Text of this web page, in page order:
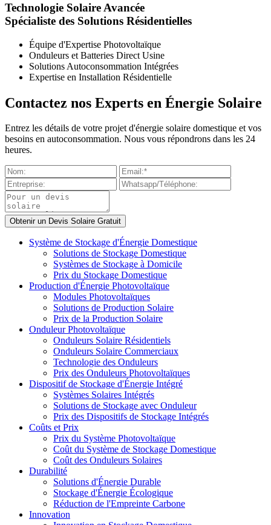
Technologie Solaire Avancée
Spécialiste des Solutions Résidentielles
Équipe d'Expertise Photovoltaïque
Onduleurs et Batteries Direct Usine
Solutions Autoconsommation Intégrées
Expertise en Installation Résidentielle
Contactez nos Experts en Énergie Solaire
Entrez les détails de votre projet d'énergie solaire domestique et vos
besoins en autoconsommation. Nous vous répondrons dans les 24
heures.
Système de Stockage d'Énergie Domestique
Solutions de Stockage Domestique
Systèmes de Stockage à Domicile
Prix du Stockage Domestique
Production d'Énergie Photovoltaïque
Modules Photovoltaïques
Solutions de Production Solaire
Prix de la Production Solaire
Onduleur Photovoltaïque
Onduleurs Solaire Résidentiels
Onduleurs Solaire Commerciaux
Technologie des Onduleurs
Prix des Onduleurs Photovoltaïques
Dispositif de Stockage d'Énergie Intégré
Systèmes Solaires Intégrés
Solutions de Stockage avec Onduleur
Prix des Dispositifs de Stockage Intégrés
Coûts et Prix
Prix du Système Photovoltaïque
Coût du Système de Stockage Domestique
Coût des Onduleurs Solaires
Durabilité
Solutions d'Énergie Durable
Stockage d'Énergie Écologique
Réduction de l'Empreinte Carbone
Innovation